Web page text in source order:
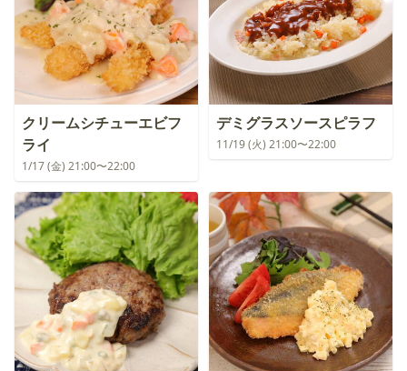
クリームシチューエビフ
ライ
1/17 (金) 21:00〜22:00
デミグラスソースピラフ
11/19 (火) 21:00〜22:00